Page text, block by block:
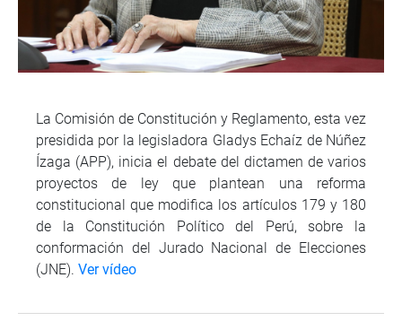
La Comisión de Constitución y Reglamento, esta vez
presidida por la legisladora Gladys Echaíz de Núñez
Ízaga (APP), inicia el debate del dictamen de varios
proyectos de ley que plantean una reforma
constitucional que modifica los artículos 179 y 180
de la Constitución Político del Perú, sobre la
conformación del Jurado Nacional de Elecciones
(JNE). Ver vídeo